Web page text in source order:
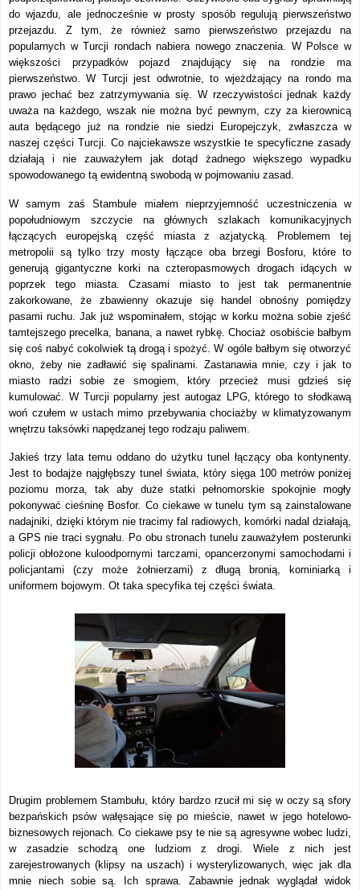
do wjazdu, ale jednocześnie w prosty sposób regulują pierwszeństwo
przejazdu. Z tym, że również samo pierwszeństwo przejazdu na
popularnych w Turcji rondach nabiera nowego znaczenia. W Polsce w
większości przypadków pojazd znajdujący się na rondzie ma
pierwszeństwo. W Turcji jest odwrotnie, to wjeżdżający na rondo ma
prawo jechać bez zatrzymywania się. W rzeczywistości jednak każdy
uważa na każdego, wszak nie można być pewnym, czy za kierownicą
auta będącego już na rondzie nie siedzi Europejczyk, zwłaszcza w
naszej części Turcji. Co najciekawsze wszystkie te specyficzne zasady
działają i nie zauważyłem jak dotąd żadnego większego wypadku
spowodowanego tą ewidentną swobodą w pojmowaniu zasad.
W samym zaś Stambule miałem nieprzyjemność uczestniczenia w
popołudniowym szczycie na głównych szlakach komunikacyjnych
łączących europejską część miasta z azjatycką. Problemem tej
metropolii są tylko trzy mosty łączące oba brzegi Bosforu, które to
generują gigantyczne korki na czteropasmowych drogach idących w
poprzek tego miasta. Czasami miasto to jest tak permanentnie
zakorkowane, że zbawienny okazuje się handel obnośny pomiędzy
pasami ruchu. Jak już wspominałem, stojąc w korku można sobie zjeść
tamtejszego precelka, banana, a nawet rybkę. Chociaż osobiście bałbym
się coś nabyć cokolwiek tą drogą i spożyć. W ogóle bałbym się otworzyć
okno, żeby nie zadławić się spalinami. Zastanawia mnie, czy i jak to
miasto radzi sobie ze smogiem, który przecież musi gdzieś się
kumulować. W Turcji popularny jest autogaz LPG, którego to słodkawą
woń czułem w ustach mimo przebywania chociażby w klimatyzowanym
wnętrzu taksówki napędzanej tego rodzaju paliwem.
Jakieś trzy lata temu oddano do użytku tunel łączący oba kontynenty.
Jest to bodajże najgłębszy tunel świata, który sięga 100 metrów poniżej
poziomu morza, tak aby duże statki pełnomorskie spokojnie mogły
pokonywać cieśninę Bosfor. Co ciekawe w tunelu tym są zainstalowane
nadajniki, dzięki którym nie tracimy fal radiowych, komórki nadal działają,
a GPS nie traci sygnału. Po obu stronach tunelu zauważyłem posterunki
policji obłożone kuloodpornymi tarczami, opancerzonymi samochodami i
policjantami (czy może żołnierzami) z długą bronią, kominiarką i
uniformem bojowym. Ot taka specyfika tej części świata.
Drugim problemem Stambułu, który bardzo rzucił mi się w oczy są sfory
bezpańskich psów wałęsające się po mieście, nawet w jego hotelowo-
biznesowych rejonach. Co ciekawe psy te nie są agresywne wobec ludzi,
w zasadzie schodzą one ludziom z drogi. Wiele z nich jest
zarejestrowanych (klipsy na uszach) i wysterylizowanych, więc jak dla
mnie niech sobie są. Ich sprawa. Zabawnie jednak wyglądał widok